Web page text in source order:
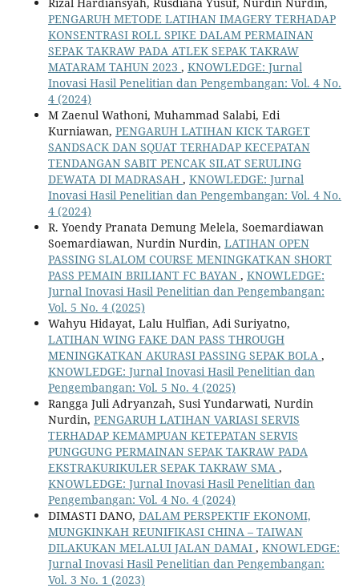
PENGARUH METODE LATIHAN IMAGERY TERHADAP
KONSENTRASI ROLL SPIKE DALAM PERMAINAN
SEPAK TAKRAW PADA ATLEK SEPAK TAKRAW
MATARAM TAHUN 2023 , KNOWLEDGE: Jurnal
Inovasi Hasil Penelitian dan Pengembangan: Vol. 4 No.
4 (2024)
M Zaenul Wathoni, Muhammad Salabi, Edi
Kurniawan, PENGARUH LATIHAN KICK TARGET
SANDSACK DAN SQUAT TERHADAP KECEPATAN
TENDANGAN SABIT PENCAK SILAT SERULING
DEWATA DI MADRASAH , KNOWLEDGE: Jurnal
Inovasi Hasil Penelitian dan Pengembangan: Vol. 4 No.
4 (2024)
R. Yoendy Pranata Demung Melela, Soemardiawan
Soemardiawan, Nurdin Nurdin, LATIHAN OPEN
PASSING SLALOM COURSE MENINGKATKAN SHORT
PASS PEMAIN BRILIANT FC BAYAN , KNOWLEDGE:
Jurnal Inovasi Hasil Penelitian dan Pengembangan:
Vol. 5 No. 4 (2025)
Wahyu Hidayat, Lalu Hulfian, Adi Suriyatno,
LATIHAN WING FAKE DAN PASS THROUGH
MENINGKATKAN AKURASI PASSING SEPAK BOLA ,
KNOWLEDGE: Jurnal Inovasi Hasil Penelitian dan
Pengembangan: Vol. 5 No. 4 (2025)
Rangga Juli Adryanzah, Susi Yundarwati, Nurdin
Nurdin, PENGARUH LATIHAN VARIASI SERVIS
TERHADAP KEMAMPUAN KETEPATAN SERVIS
PUNGGUNG PERMAINAN SEPAK TAKRAW PADA
EKSTRAKURIKULER SEPAK TAKRAW SMA ,
KNOWLEDGE: Jurnal Inovasi Hasil Penelitian dan
Pengembangan: Vol. 4 No. 4 (2024)
DIMASTI DANO, DALAM PERSPEKTIF EKONOMI,
MUNGKINKAH REUNIFIKASI CHINA – TAIWAN
DILAKUKAN MELALUI JALAN DAMAI , KNOWLEDGE:
Jurnal Inovasi Hasil Penelitian dan Pengembangan:
Vol. 3 No. 1 (2023)